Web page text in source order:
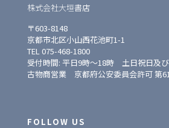
株式会社大垣書店
〒603-8148
京都市北区小山西花池町1-1
TEL 075-468-1800
受付時間: 平日9時〜18時 土日祝日及
古物商営業 京都府公安委員会許可 第
FOLLOW US